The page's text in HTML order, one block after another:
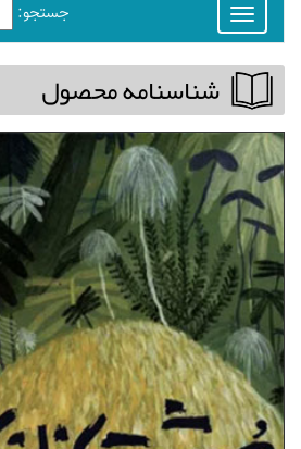
جستجو:
Toggle
navigation
شناسنامه محصول